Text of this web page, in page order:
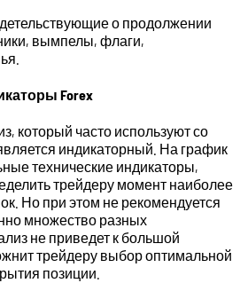
о продолжении
вымпелы, флаги,
Forex
который часто используют со
индикаторный. На график
технические индикаторы,
трейдеру момент наиболее
Но при этом не рекомендуется
множество разных
не приведет к большой
трейдеру выбор оптимальной
позиции.